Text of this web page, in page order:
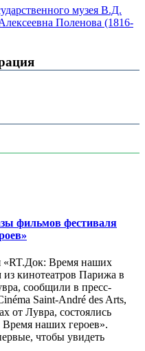
музея В.Д.
Поленова (1816-
фильмов фестиваля
«RT.Док: Время наших
из кинотеатров Парижа в
сообщили в пресс-
Saint-André des Arts,
от Лувра, состоялись
наших героев».
чтобы увидеть